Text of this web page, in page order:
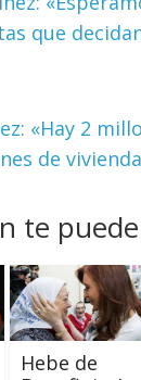
que
«Hay 2
de
te
Hebe de